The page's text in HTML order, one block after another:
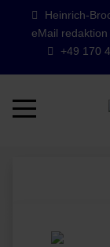
Heinrich-
eMail
+49 170
Mobile Menu